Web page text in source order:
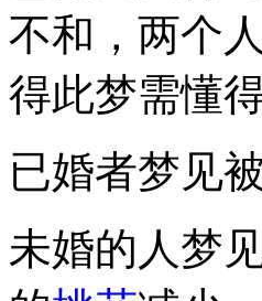
不和，两个
得此梦需懂
已婚者梦见
未婚的人梦